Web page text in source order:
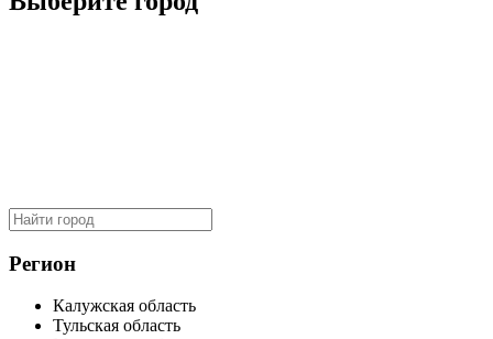
Регион
Калужская область
Тульская область